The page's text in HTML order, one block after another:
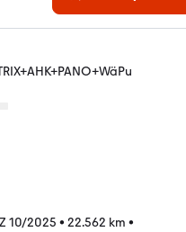
10/2025 • 22.562 km •